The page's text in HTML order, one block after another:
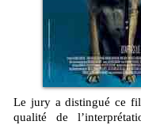
Le jury a distingué ce film pour son inventivité, son humour, la
qualité de